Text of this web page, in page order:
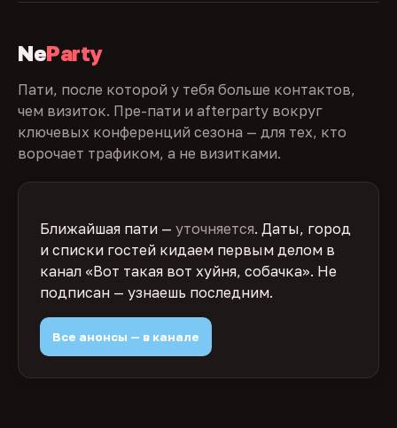
NeParty
Пати, после которой у тебя больше контактов,
чем визиток. Пре-пати и afterparty вокруг
ключевых конференций сезона — для тех, кто
ворочает трафиком, а не визитками.
Ближайшая пати — уточняется. Даты, город
и списки гостей кидаем первым делом в
канал «Вот такая вот хуйня, собачка». Не
подписан — узнаешь последним.
Все анонсы — в канале